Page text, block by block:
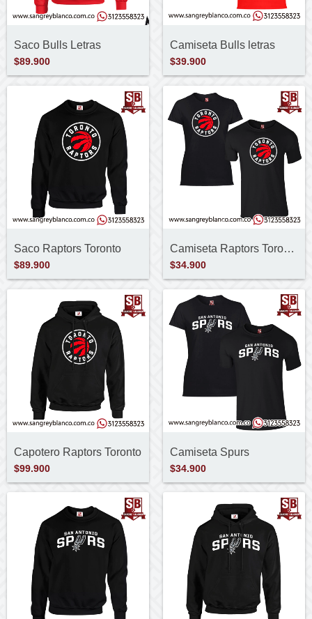
Saco Bulls Letras
$89.900
Camiseta Bulls letras
$39.900
Saco Raptors Toronto
$89.900
Camiseta Raptors Toronto
$34.900
Capotero Raptors Toronto
$99.900
Camiseta Spurs
$34.900